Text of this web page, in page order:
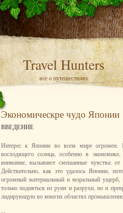
Travel Hunters
все о путешествиях
Экономическре чудо Японии
ВВЕДЕНИЕ
Интерес к Японии во всем мире огромен.
восходящего солнца, особенно в
внимание, вызывают смешанные чувства:
Действительно, как это удалось Японии,
огромный материальный и моральный ущерб,
только подняться из руин и разрухи, но и
лидирующую во многих областях